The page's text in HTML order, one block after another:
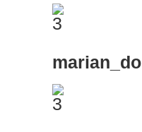
marian_do